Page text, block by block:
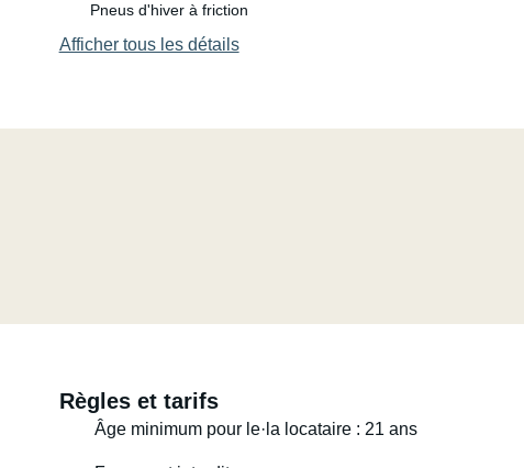
Pneus d'hiver à friction
Afficher tous les détails
Règles et tarifs
Âge minimum pour le·la locataire : 21 ans